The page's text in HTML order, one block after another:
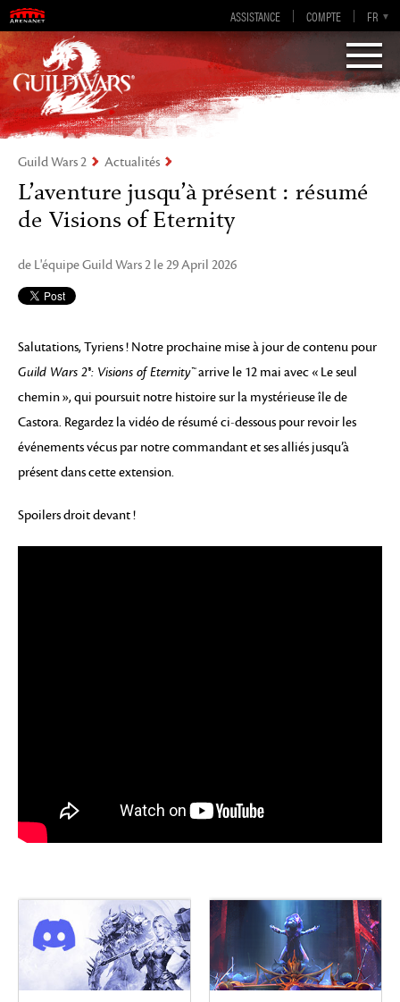
ASSISTANCE COMPTE FR
EN
DE
ES
EN-GB
Visions of Eternity
Guild Wars 2
Guild Wars 2 Actualités
L’aventure jusqu’à présent : résumé
de Visions of Eternity
de L'équipe Guild Wars 2 le 29 April 2026
Salutations, Tyriens ! Notre prochaine mise à jour de contenu pour
Guild Wars 2®: Visions of Eternity™arrive le 12 mai avec « Le seul
chemin », qui poursuit notre histoire sur la mystérieuse île de
Castora. Regardez la vidéo de résumé ci-dessous pour revoir les
événements vécus par notre commandant et ses alliés jusqu’à
présent dans cette extension.
Spoilers droit devant !